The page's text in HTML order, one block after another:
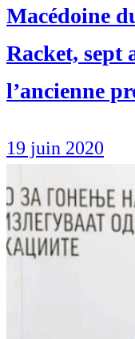
Macédoine
Racket, sept
l’ancienne
19 juin 2020